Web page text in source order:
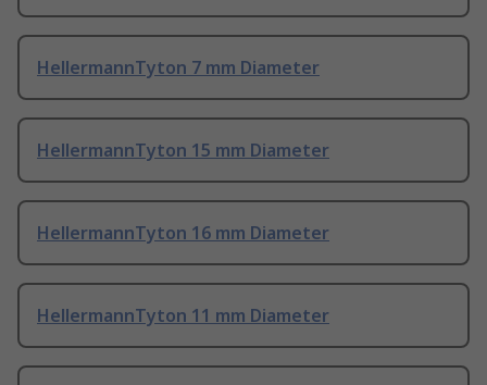
HellermannTyton 7 mm Diameter
HellermannTyton 15 mm Diameter
HellermannTyton 16 mm Diameter
HellermannTyton 11 mm Diameter